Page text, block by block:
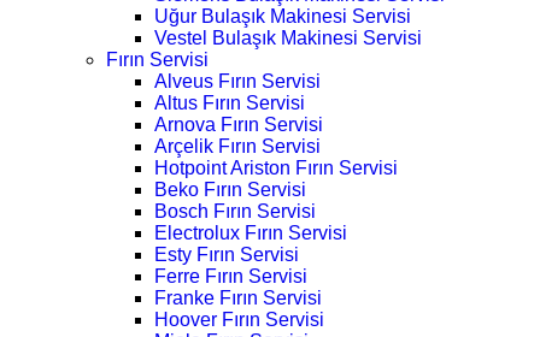
Uğur Bulaşık Makinesi Servisi
Vestel Bulaşık Makinesi Servisi
Fırın Servisi
Alveus Fırın Servisi
Altus Fırın Servisi
Arnova Fırın Servisi
Arçelik Fırın Servisi
Hotpoint Ariston Fırın Servisi
Beko Fırın Servisi
Bosch Fırın Servisi
Electrolux Fırın Servisi
Esty Fırın Servisi
Ferre Fırın Servisi
Franke Fırın Servisi
Hoover Fırın Servisi